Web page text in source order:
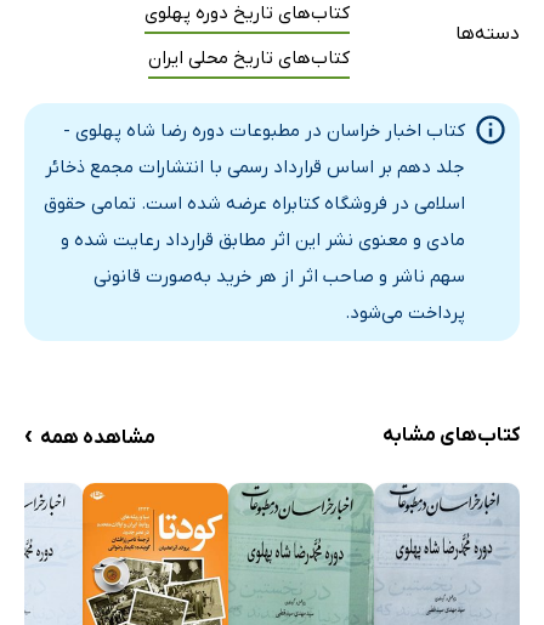
موضوع گوشت
قیمت علیق دواب
احکام جنائی
قتل دو فرزند
توضیح و تشکر: سه دربند دکان
از باجگیران نوشته‌اند
تکذیب: اخبار شیروان
اصلاحات باجگیران
موضوع روده
رود خراسان
ترقی تریاک
راجع به اجحافات دواخانه‌های خراسان
دسته‌ها
کتاب‌های تاریخ دوره پهلوی
کتاب‌های تاریخ محلی ایران
کتاب اخبار خراسان در مطبوعات دوره رضا شاه پهلوی -
جلد دهم بر اساس قرارداد رسمی با انتشارات مجمع ذخائر
اسلامی در فروشگاه کتابراه عرضه شده است. تمامی حقوق
مادی و معنوی نشر این اثر مطابق قرارداد رعایت شده و
سهم ناشر و صاحب اثر از هر خرید به‌صورت قانونی
پرداخت می‌شود.
کتاب‌های مشابه مشاهده همه ›